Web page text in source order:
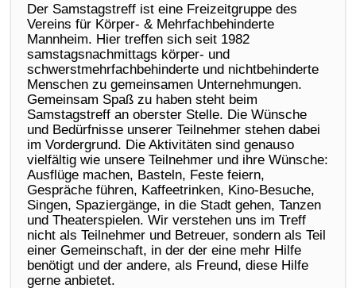
Der Samstagstreff ist eine Freizeitgruppe des
Vereins für Körper- & Mehrfachbehinderte
Mannheim. Hier treffen sich seit 1982
samstagsnachmittags körper- und
schwerstmehrfachbehinderte und nichtbehinderte
Menschen zu gemeinsamen Unternehmungen.
Gemeinsam Spaß zu haben steht beim
Samstagstreff an oberster Stelle. Die Wünsche
und Bedürfnisse unserer Teilnehmer stehen dabei
im Vordergrund. Die Aktivitäten sind genauso
vielfältig wie unsere Teilnehmer und ihre Wünsche:
Ausflüge machen, Basteln, Feste feiern,
Gespräche führen, Kaffeetrinken, Kino-Besuche,
Singen, Spaziergänge, in die Stadt gehen, Tanzen
und Theaterspielen. Wir verstehen uns im Treff
nicht als Teilnehmer und Betreuer, sondern als Teil
einer Gemeinschaft, in der der eine mehr Hilfe
benötigt und der andere, als Freund, diese Hilfe
gerne anbietet.